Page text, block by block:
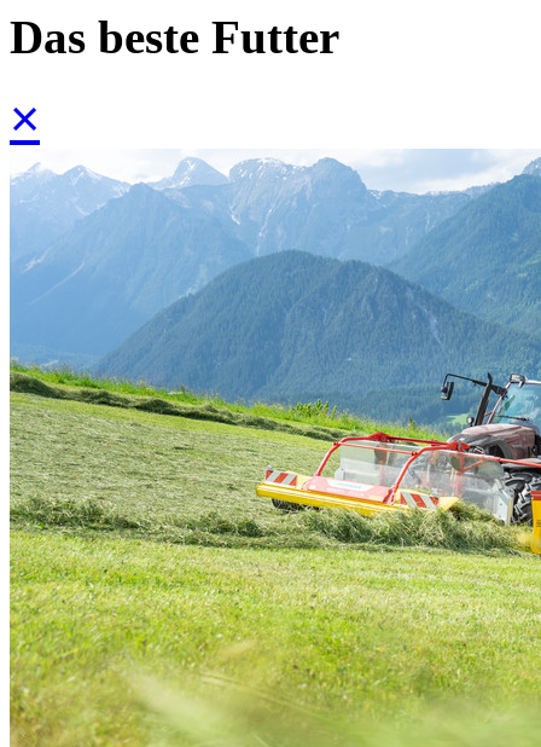
Das beste Futter
×